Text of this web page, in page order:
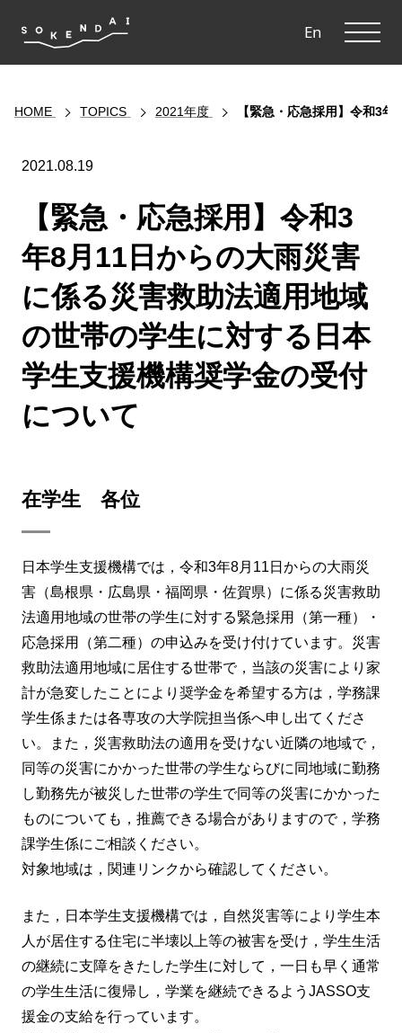
En
HOME TOPICS 2021年度 【緊急・応急採用】令和3
2021.08.19
【緊急・応急採用】令和3
年8月11日からの大雨災害
に係る災害救助法適用地域
の世帯の学生に対する日本
学生支援機構奨学金の受付
について
在学生 各位
日本学生支援機構では，令和3年8月11日からの大雨災
害（島根県・広島県・福岡県・佐賀県）に係る災害救助
法適用地域の世帯の学生に対する緊急採用（第一種）・
応急採用（第二種）の申込みを受け付けています。災害
救助法適用地域に居住する世帯で，当該の災害により家
計が急変したことにより奨学金を希望する方は，学務課
学生係または各専攻の大学院担当係へ申し出てくださ
い。また，災害救助法の適用を受けない近隣の地域で，
同等の災害にかかった世帯の学生ならびに同地域に勤務
し勤務先が被災した世帯の学生で同等の災害にかかった
ものについても，推薦できる場合がありますので，学務
課学生係にご相談ください。
対象地域は，関連リンクから確認してください。
また，日本学生支援機構では，自然災害等により学生本
人が居住する住宅に半壊以上等の被害を受け，学生生活
の継続に支障をきたした学生に対して，一日も早く通常
の学生生活に復帰し，学業を継続できるようJASSO支
援金の支給を行っています。